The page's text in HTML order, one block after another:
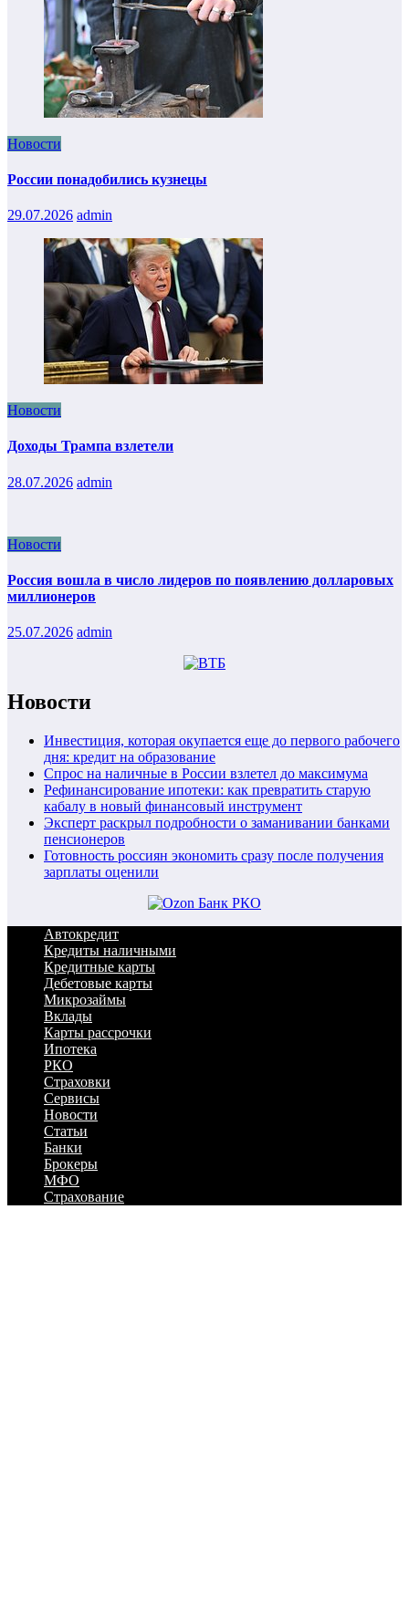
Новости
России понадобились кузнецы
29.07.2026 admin
Новости
Доходы Трампа взлетели
28.07.2026 admin
Новости
Россия вошла в число лидеров по появлению долларовых
миллионеров
25.07.2026 admin
Новости
Инвестиция, которая окупается еще до первого рабочего
дня: кредит на образование
Спрос на наличные в России взлетел до максимума
Рефинансирование ипотеки: как превратить старую
кабалу в новый финансовый инструмент
Эксперт раскрыл подробности о заманивании банками
пенсионеров
Готовность россиян экономить сразу после получения
зарплаты оценили
Автокредит
Кредиты наличными
Кредитные карты
Дебетовые карты
Микрозаймы
Вклады
Карты рассрочки
Ипотека
РКО
Страховки
Сервисы
Новости
Статьи
Банки
Брокеры
МФО
Страхование